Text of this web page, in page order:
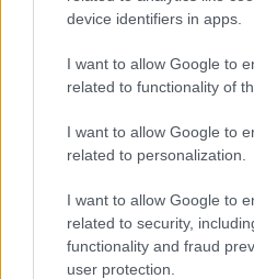
device identifiers in apps.
I want to allow Google to
related to functionality of
I want to allow Google to
related to personalization.
I want to allow Google to
related to security,
functionality and fraud
user protection.
tarifapolitikáját tényleg
mert ha máról-holnapra
kirúgták az érvelésed
Magyarán, ha drága a
teret átépíteni.
Kopi3.14
13 éve